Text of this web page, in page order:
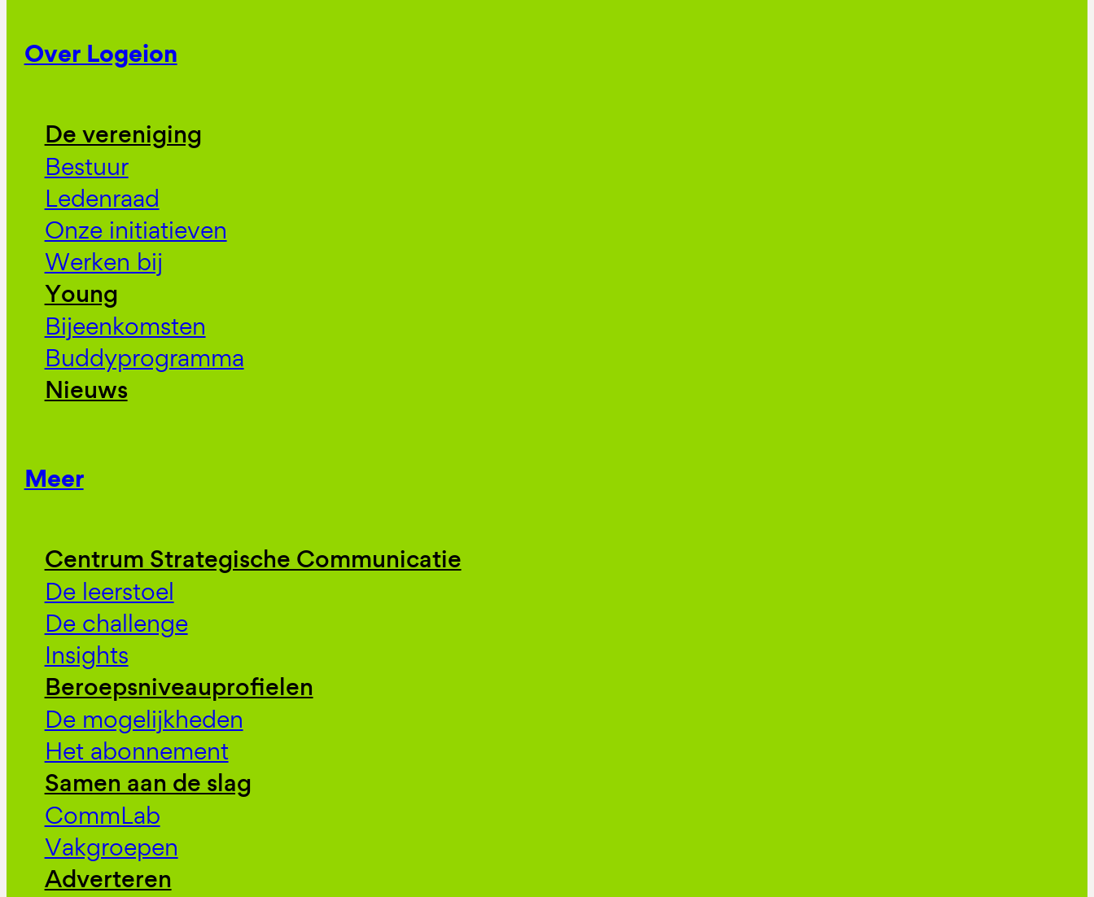
Over Logeion
De vereniging
Bestuur
Ledenraad
Onze initiatieven
Werken bij
Young
Bijeenkomsten
Buddyprogramma
Nieuws
Meer
Centrum Strategische Communicatie
De leerstoel
De challenge
Insights
Beroepsniveauprofielen
De mogelijkheden
Het abonnement
Samen aan de slag
CommLab
Vakgroepen
Adverteren